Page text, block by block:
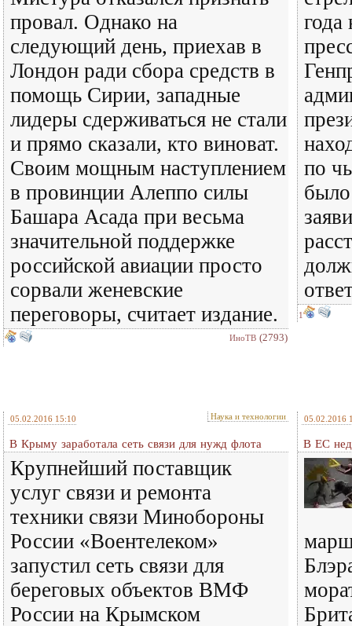
провал. Однако на
следующий день, приехав в
Лондон ради сбора средств в
помощь Сирии, западные
лидеры сдерживаться не стали
и прямо сказали, кто виноват.
Своим мощным наступлением
в провинции Алеппо силы
Башара Асада при весьма
значительной поддержке
российской авиации просто
сорвали женевские
переговоры, считает издание.
ИноТВ (2793)
года
по
1
05.02.2016 15:10 Наука и технологии
В Крыму заработала сеть связи для нужд флота
Крупнейший поставщик
услуг связи и ремонта
техники связи Минобороны
России «Воентелеком»
запустил сеть связи для
береговых объектов ВМФ
России на Крымском
05.02.2016
В ЕС